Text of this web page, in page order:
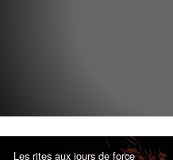
Les rites aux jours de force